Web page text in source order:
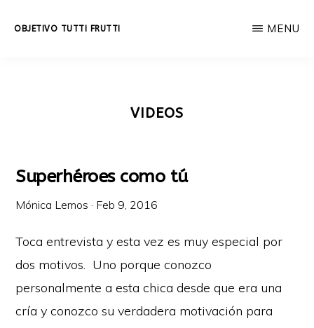
OBJETIVO TUTTI FRUTTI
la
vida.
MENU
VIDEOS
Superhéroes como tú
Mónica Lemos · Feb 9, 2016
Toca entrevista y esta vez es muy especial por
dos motivos. Uno porque conozco
personalmente a esta chica desde que era una
cría y conozco su verdadera motivación para